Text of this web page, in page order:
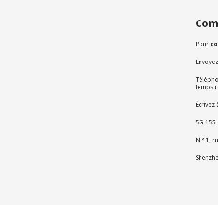
Pour
temps
Écrivez
5G-
N ° 1,